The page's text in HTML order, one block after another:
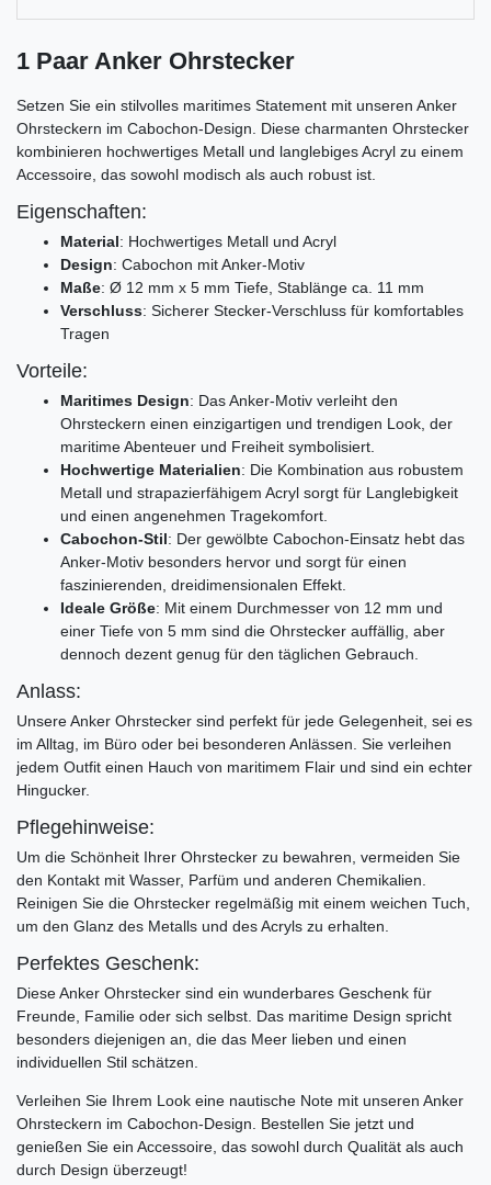
1 Paar Anker Ohrstecker
Setzen Sie ein stilvolles maritimes Statement mit unseren Anker
Ohrsteckern im Cabochon-Design. Diese charmanten Ohrstecker
kombinieren hochwertiges Metall und langlebiges Acryl zu einem
Accessoire, das sowohl modisch als auch robust ist.
Eigenschaften:
Material: Hochwertiges Metall und Acryl
Design: Cabochon mit Anker-Motiv
Maße: Ø 12 mm x 5 mm Tiefe, Stablänge ca. 11 mm
Verschluss: Sicherer Stecker-Verschluss für komfortables
Tragen
Vorteile:
Maritimes Design: Das Anker-Motiv verleiht den
Ohrsteckern einen einzigartigen und trendigen Look, der
maritime Abenteuer und Freiheit symbolisiert.
Hochwertige Materialien: Die Kombination aus robustem
Metall und strapazierfähigem Acryl sorgt für Langlebigkeit
und einen angenehmen Tragekomfort.
Cabochon-Stil: Der gewölbte Cabochon-Einsatz hebt das
Anker-Motiv besonders hervor und sorgt für einen
faszinierenden, dreidimensionalen Effekt.
Ideale Größe: Mit einem Durchmesser von 12 mm und
einer Tiefe von 5 mm sind die Ohrstecker auffällig, aber
dennoch dezent genug für den täglichen Gebrauch.
Anlass:
Unsere Anker Ohrstecker sind perfekt für jede Gelegenheit, sei es
im Alltag, im Büro oder bei besonderen Anlässen. Sie verleihen
jedem Outfit einen Hauch von maritimem Flair und sind ein echter
Hingucker.
Pflegehinweise:
Um die Schönheit Ihrer Ohrstecker zu bewahren, vermeiden Sie
den Kontakt mit Wasser, Parfüm und anderen Chemikalien.
Reinigen Sie die Ohrstecker regelmäßig mit einem weichen Tuch,
um den Glanz des Metalls und des Acryls zu erhalten.
Perfektes Geschenk:
Diese Anker Ohrstecker sind ein wunderbares Geschenk für
Freunde, Familie oder sich selbst. Das maritime Design spricht
besonders diejenigen an, die das Meer lieben und einen
individuellen Stil schätzen.
Verleihen Sie Ihrem Look eine nautische Note mit unseren Anker
Ohrsteckern im Cabochon-Design. Bestellen Sie jetzt und
genießen Sie ein Accessoire, das sowohl durch Qualität als auch
durch Design überzeugt!